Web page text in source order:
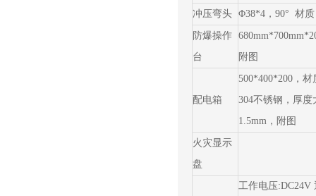
冲压弯头 Φ38*4，90° 材质
防爆操作
台
附图
配电箱
500*400*200，材
304不锈钢，厚度
1.5mm，附图
火灾显示
盘
工作电压:DC24V